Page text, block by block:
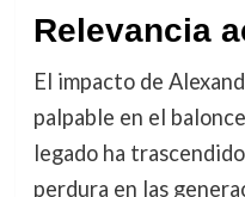
Relevancia
El impacto de
palpable en el
legado ha
perdura en las